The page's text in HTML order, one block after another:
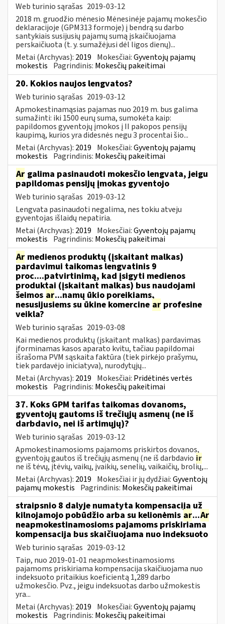
Web turinio sąrašas 2019-03-12
2018 m. gruodžio mėnesio Mėnesinėje pajamų mokesčio
deklaracijoje (GPM313 formoje) į bendrą su darbo
santykiais susijusių pajamų sumą įskaičiuojama
perskaičiuota (t. y. sumažėjusi dėl ligos dienų)...
Metai (Archyvas): 2019 Mokesčiai:Gyventojų pajamų
mokestis Pagrindinis: Mokesčių pakeitimai
20. Kokios naujos lengvatos?
Web turinio sąrašas 2019-03-12
Apmokestinamąsias pajamas nuo 2019 m. bus galima
sumažinti: iki 1500 eurų suma, sumokėta kaip:
papildomos gyventojų įmokos į II pakopos pensijų
kaupimą, kurios yra didesnės negu 3 procentai šio...
Metai (Archyvas): 2019 Mokesčiai:Gyventojų pajamų
mokestis Pagrindinis: Mokesčių pakeitimai
Ar galima pasinaudoti mokesčio lengvata, jeigu
papildomas pensijų įmokas gyventojo
Web turinio sąrašas 2019-03-12
Lengvata pasinaudoti negalima, nes tokiu atveju
gyventojas išlaidų nepatiria.
Metai (Archyvas): 2019 Mokesčiai:Gyventojų pajamų
mokestis Pagrindinis: Mokesčių pakeitimai
Ar medienos produktų (įskaitant malkas)
pardavimui taikomas lengvatinis 9
proc....patvirtinimą, kad įsigyti medienos
produktai (įskaitant malkas) bus naudojami
šeimos ar...namų ūkio poreikiams,
nesusijusiems su ūkine komercine ar profesine
veikla?
Web turinio sąrašas 2019-03-08
Kai medienos produktų (įskaitant malkas) pardavimas
įforminamas kasos aparato kvitu, tačiau papildomai
išrašoma PVM sąskaita faktūra (tiek pirkėjo prašymu,
tiek pardavėjo iniciatyva), nurodytųjų...
Metai (Archyvas): 2019 Mokesčiai: Pridėtinės vertės
mokestis Pagrindinis: Mokesčių pakeitimai
37. Koks GPM tarifas taikomas dovanoms,
gyventojų gautoms iš trečiųjų asmenų (ne iš
darbdavio, nei iš artimųjų)?
Web turinio sąrašas 2019-03-12
Apmokestinamosioms pajamoms priskirtos dovanos,
gyventojų gautos iš trečiųjų asmenų (ne iš darbdavio ir
ne iš tėvų, įtėvių, vaikų, įvaikių, senelių, vaikaičių, brolių,...
Metai (Archyvas): 2019 Mokesčiai ir jų dydžiai:Gyventojų
pajamų mokestis Pagrindinis: Mokesčių pakeitimai
straipsnio 8 dalyje numatyta kompensacija už
kilnojamojo pobūdžio arba su kelionėmis ar...Ar
neapmokestinamosioms pajamoms priskiriama
kompensacija bus skaičiuojama nuo indeksuoto
Web turinio sąrašas 2019-03-12
Taip, nuo 2019-01-01 neapmokestinamosioms
pajamoms priskiriama kompensacija skaičiuojama nuo
indeksuoto pritaikius koeficientą 1,289 darbo
užmokesčio. Pvz., jeigu indeksuotas darbo užmokestis
yra...
Metai (Archyvas): 2019 Mokesčiai:Gyventojų pajamų
mokestis Pagrindinis: Mokesčių pakeitimai